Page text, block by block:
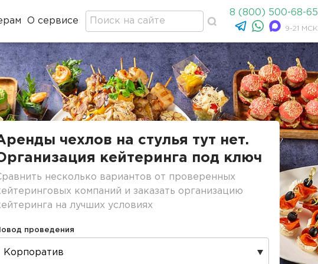
О сервисе
8 (800) 500-68-65
9-21 МСК
чехлов на стулья тут нет.
кейтеринга под ключ
несколько вариантов от проверенных
компаний и заказать организацию
на лучших условиях
проведения